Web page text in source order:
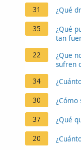
31 ¿Qué
35
¿Qué
tan
22
¿Que
sufren
34
30 ¿Cómo
37 ¿Qué
20